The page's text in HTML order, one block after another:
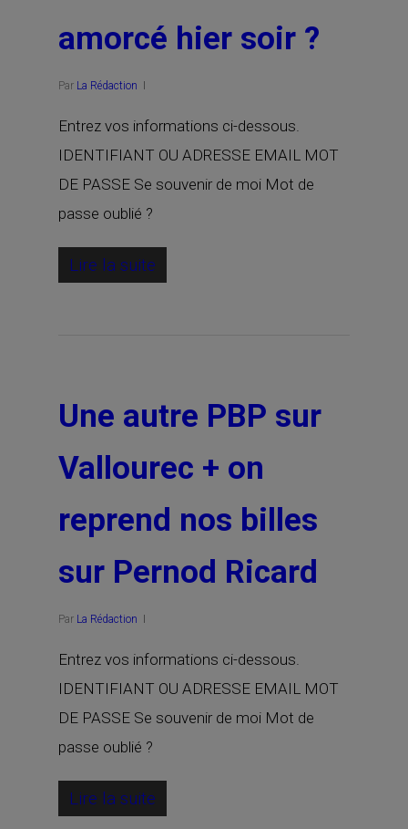
amorcé hier soir ?
Par La Rédaction
Entrez vos informations ci-dessous.
IDENTIFIANT OU ADRESSE EMAIL MOT
DE PASSE Se souvenir de moi Mot de
passe oublié ?
Lire la suite
Une autre PBP sur
Vallourec + on
reprend nos billes
sur Pernod Ricard
Par La Rédaction
Entrez vos informations ci-dessous.
IDENTIFIANT OU ADRESSE EMAIL MOT
DE PASSE Se souvenir de moi Mot de
passe oublié ?
Lire la suite